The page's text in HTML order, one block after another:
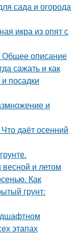
сада и огорода
икра из опят с
Общее описание
сажать и как
посадки
и
даёт осенний
весной и летом
Как
грунт:
этапах